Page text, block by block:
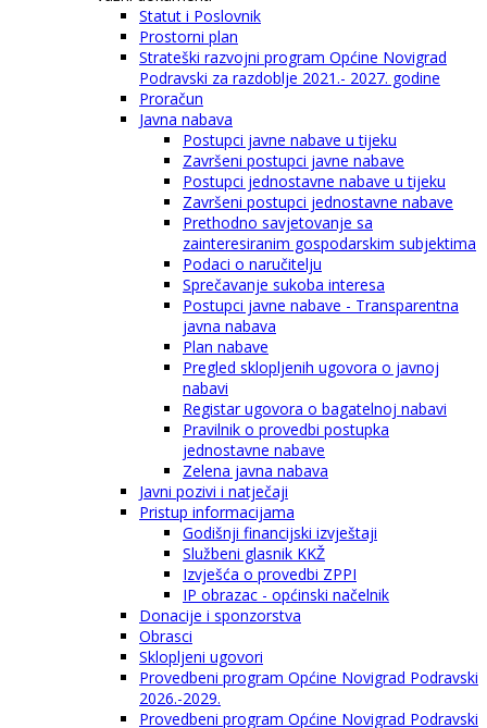
Statut i Poslovnik
Prostorni plan
Strateški razvojni program Općine Novigrad
Podravski za razdoblje 2021.- 2027. godine
Proračun
Javna nabava
Postupci javne nabave u tijeku
Završeni postupci javne nabave
Postupci jednostavne nabave u tijeku
Završeni postupci jednostavne nabave
Prethodno savjetovanje sa
zainteresiranim gospodarskim subjektima
Podaci o naručitelju
Sprečavanje sukoba interesa
Postupci javne nabave - Transparentna
javna nabava
Plan nabave
Pregled sklopljenih ugovora o javnoj
nabavi
Registar ugovora o bagatelnoj nabavi
Pravilnik o provedbi postupka
jednostavne nabave
Zelena javna nabava
Javni pozivi i natječaji
Pristup informacijama
Godišnji financijski izvještaji
Službeni glasnik KKŽ
Izvješća o provedbi ZPPI
IP obrazac - općinski načelnik
Donacije i sponzorstva
Obrasci
Sklopljeni ugovori
Provedbeni program Općine Novigrad Podravski
2026.-2029.
Provedbeni program Općine Novigrad Podravski